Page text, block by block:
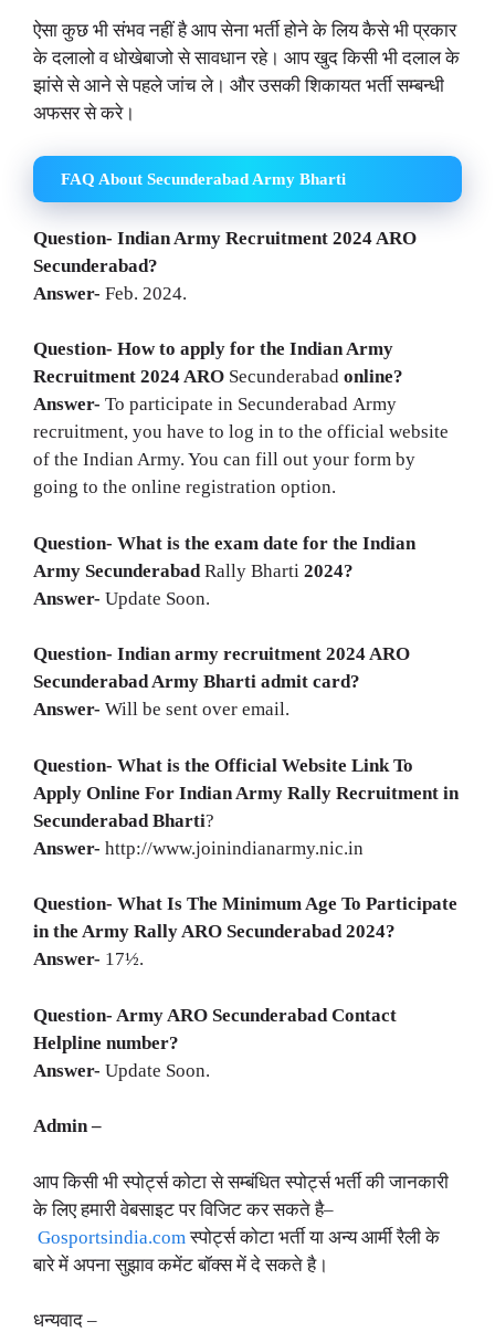
ऐसा कुछ भी संभव नहीं है आप सेना भर्ती होने के लिय कैसे भी प्रकार
के दलालो व धोखेबाजो से सावधान रहे। आप खुद किसी भी दलाल के
झांसे से आने से पहले जांच ले। और उसकी शिकायत भर्ती सम्बन्धी
अफसर से करे।
FAQ About Secunderabad Army Bharti
Question- Indian Army Recruitment 2024 ARO
Secunderabad?
Answer- Feb. 2024.
Question- How to apply for the Indian Army
Recruitment 2024ARO Secunderabad online?
Answer- To participate in Secunderabad Army
recruitment, you have to log in to the official website
of the Indian Army. You can fill out your form by
going to the online registration option.
Question- What is the exam date for the Indian
Army Secunderabad Rally Bharti 2024?
Answer- Update Soon.
Question- Indian army recruitment 2024ARO
Secunderabad Army Bharti admit card?
Answer- Will be sent over email.
Question- What is the Official Website Link To
Apply Online For Indian Army Rally Recruitment in
Secunderabad Bharti?
Answer- http://www.joinindianarmy.nic.in
Question- What Is The Minimum Age To Participate
in the Army RallyARO Secunderabad2024?
Answer- 17½.
Question- Army ARO Secunderabad Contact
Helpline number?
Answer- Update Soon.
Admin –
आप किसी भी स्पोर्ट्स कोटा से सम्बंधित स्पोर्ट्स भर्ती की जानकारी
के लिए हमारी वेबसाइट पर विजिट कर सकते है–
Gosportsindia.com स्पोर्ट्स कोटा भर्ती या अन्य आर्मी रैली के
बारे में अपना सुझाव कमेंट बॉक्स में दे सकते है।
धन्यवाद –